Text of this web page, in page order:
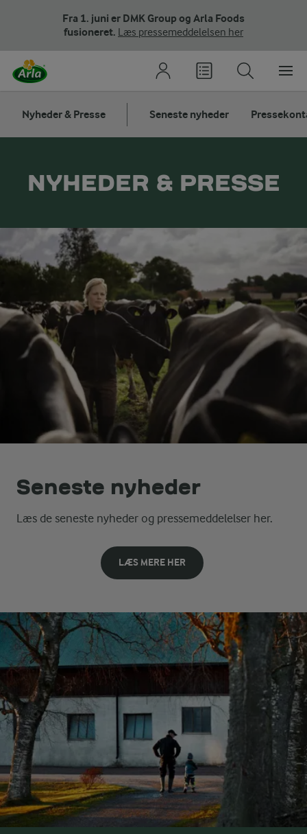
Fra 1. juni er DMK Group og Arla Foods
fusioneret. Læs pressemeddelelsen her
Nyheder & Presse Seneste nyheder
NYHEDER & PRESSE
Seneste nyheder
Læs de seneste nyheder og pressemeddelelser her.
LÆS MERE HER